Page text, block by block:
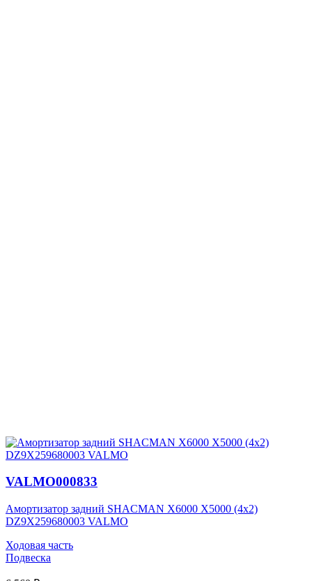
VALMO000833
Амортизатор задний SHACMAN X6000 X5000 (4x2)
DZ9X259680003 VALMO
Ходовая часть
Подвеска